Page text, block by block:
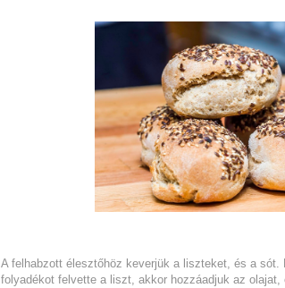
A felhabzott élesztőhöz keverjük a liszteket, és a
folyadékot felvette a liszt, akkor hozzáadjuk az